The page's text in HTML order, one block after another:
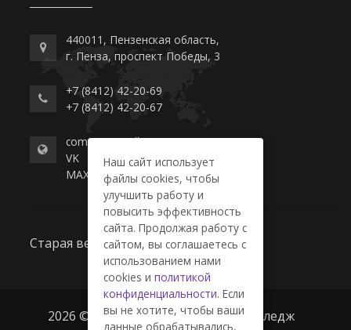
440011, Пензенская область,
г. Пенза, проспект Победы, 3
+7 (8412) 42-20-69
+7 (8412) 42-20-67
commerce-college.ru
VK
MAX
Старая версия сайта
2026 © ГАПОУ ПО "Пензенский колледж
Наш сайт использует
файлы cookies, чтобы
улучшить работу и
повысить эффективность
сайта. Продолжая работу с
сайтом, вы соглашаетесь с
использованием нами
cookies и политикой
конфиденциальности. Если
вы не хотите, чтобы ваши
данные обрабатывались,